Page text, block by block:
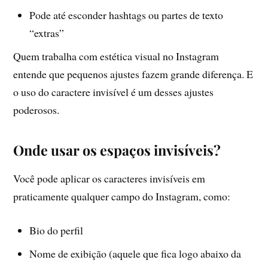
Pode até esconder hashtags ou partes de texto
“extras”
Quem trabalha com estética visual no Instagram
entende que pequenos ajustes fazem grande diferença. E
o uso do caractere invisível é um desses ajustes
poderosos.
Onde usar os espaços invisíveis?
Você pode aplicar os caracteres invisíveis em
praticamente qualquer campo do Instagram, como:
Bio do perfil
Nome de exibição (aquele que fica logo abaixo da